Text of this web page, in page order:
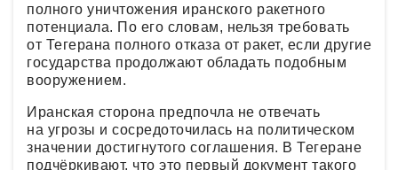
полного уничтожения иранского ракетного
потенциала. По его словам, нельзя требовать
от Тегерана полного отказа от ракет, если другие
государства продолжают обладать подобным
вооружением.
Иранская сторона предпочла не отвечать
на угрозы и сосредоточилась на политическом
значении достигнутого соглашения. В Тегеране
подчёркивают, что это первый документ такого